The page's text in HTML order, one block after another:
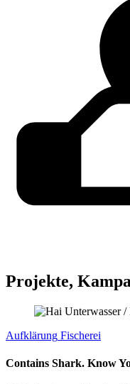
Projekte,
Aufklärung Fischerei
Contains Shark. Know